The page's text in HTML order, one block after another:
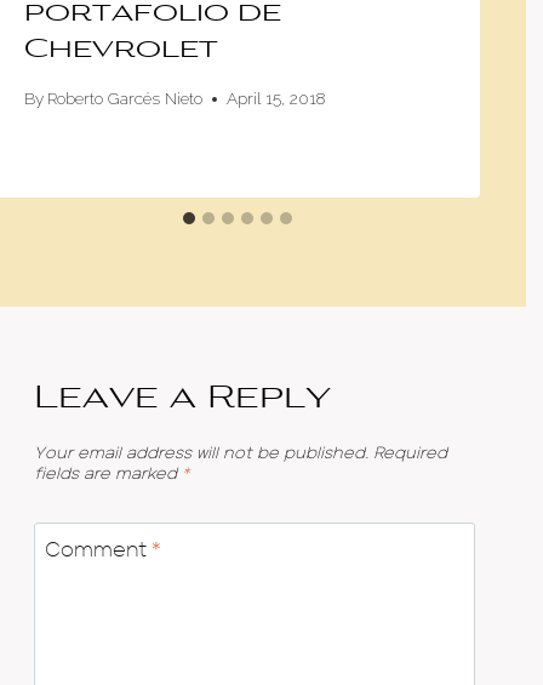
portafolio de
Chevrolet
By Roberto Garcés Nieto April 15, 2018
Leave a Reply
Your email address will not be published. Required
fields are marked *
Comment *